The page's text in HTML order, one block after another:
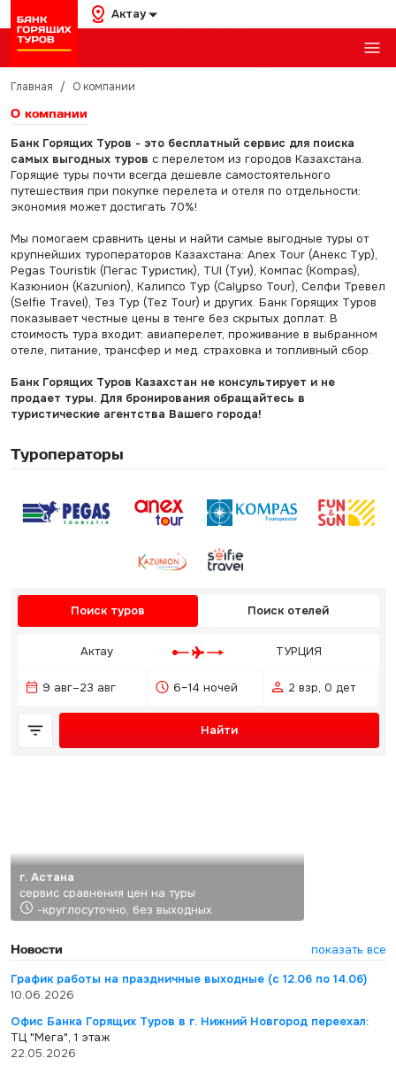
Актау
Главная / О компании
О компании
Банк Горящих Туров - это бесплатный сервис для поиска
самых выгодных туров с перелетом из городов Казахстана.
Горящие туры почти всегда дешевле самостоятельного
путешествия при покупке перелета и отеля по отдельности:
экономия может достигать 70%!
Мы помогаем сравнить цены и найти самые выгодные туры от
крупнейших туроператоров Казахстана: Anex Tour (Анекс Тур),
Pegas Touristik (Пегас Туристик), TUI (Туи), Компас (Kompas),
Казюнион (Kazunion), Калипсо Тур (Calypso Tour), Селфи Тревел
(Selfie Travel), Тез Тур (Tez Tour) и других. Банк Горящих Туров
показывает честные цены в тенге без скрытых доплат. В
стоимость тура входит: авиаперелет, проживание в выбранном
отеле, питание, трансфер и мед. страховка и топливный сбор.
Банк Горящих Туров Казахстан не консультирует и не
продает туры. Для бронирования обращайтесь в
туристические агентства Вашего города!
Туроператоры
Поиск туров Поиск отелей
Актау ТУРЦИЯ
9 авг–23 авг 6–14 ночей 2 взр, 0 дет
Найти
г. Астана
сервис сравнения цен на туры
-круглосуточно, без выходных
Новости
показать все
График работы на праздничные выходные (с 12.06 по 14.06)
10.06.2026
Офис Банка Горящих Туров в г. Нижний Новгород переехал:
ТЦ "Мега", 1 этаж
22.05.2026